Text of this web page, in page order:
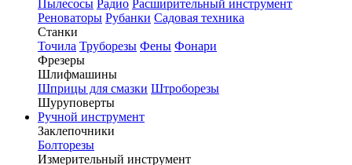
Пылесосы Радио Расширительный инструмент
Реноваторы Рубанки Садовая техника
Станки
Точила Труборезы Фены Фонари
Фрезеры
Шлифмашины
Шприцы для смазки Штроборезы
Шуруповерты
Ручной инструмент
Заклепочники
Болторезы
Измерительный инструмент